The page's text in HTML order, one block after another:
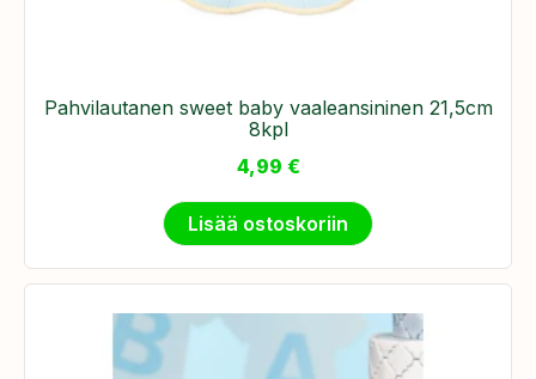
Pahvilautanen sweet baby vaaleansininen 21,5cm
8kpl
4,99 €
Lisää ostoskoriin